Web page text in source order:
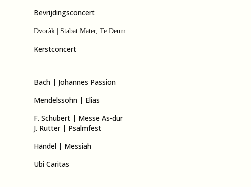
Bevrijdingsconcert
Dvoràk | Stabat Mater, Te Deum
Kerstconcert
Bach | Johannes Passion
Mendelssohn | Elias
F. Schubert | Messe As-dur
J. Rutter | Psalmfest
Händel | Messiah
Ubi Caritas